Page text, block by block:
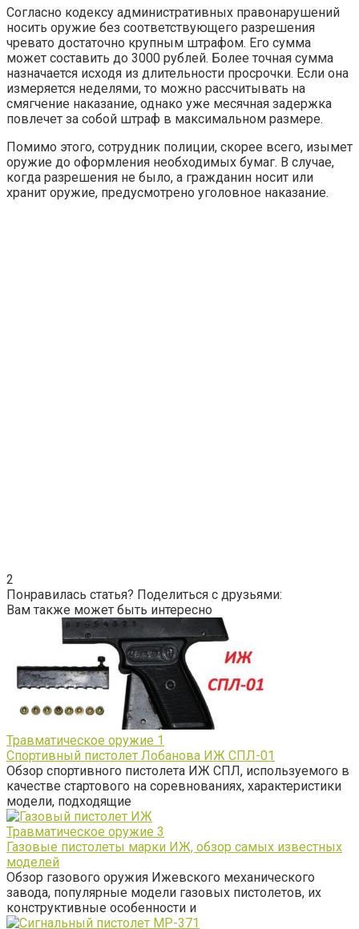
Согласно кодексу административных правонарушений
носить оружие без соответствующего разрешения
чревато достаточно крупным штрафом. Его сумма
может составить до 3000 рублей. Более точная сумма
назначается исходя из длительности просрочки. Если она
измеряется неделями, то можно рассчитывать на
смягчение наказание, однако уже месячная задержка
повлечет за собой штраф в максимальном размере.
Помимо этого, сотрудник полиции, скорее всего, изымет
оружие до оформления необходимых бумаг. В случае,
когда разрешения не было, а гражданин носит или
хранит оружие, предусмотрено уголовное наказание.
2
Понравилась статья? Поделиться с друзьями:
Вам также может быть интересно
Травматическое оружие 1
Спортивный пистолет Лобанова ИЖ СПЛ-01
Обзор спортивного пистолета ИЖ СПЛ, используемого в
качестве стартового на соревнованиях, характеристики
модели, подходящие
Травматическое оружие 3
Газовые пистолеты марки ИЖ, обзор самых известных
моделей
Обзор газового оружия Ижевского механического
завода, популярные модели газовых пистолетов, их
конструктивные особенности и